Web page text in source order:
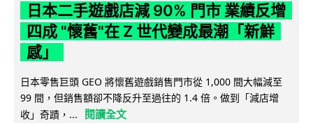
日本二手遊戲店減 90% 門市 業績反增
四成 "懷舊"在 Z 世代變成最潮「新鮮
感」
日本零售巨頭 GEO 將懷舊遊戲銷售門市從 1,000 間大幅減至
99 間，但銷售額卻不降反升至過往的 1.4 倍。做到「減店增
收」奇蹟，...
閱讀全文